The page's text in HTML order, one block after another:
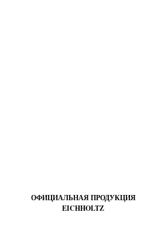
ОФИЦИАЛЬНАЯ ПРОДУКЦИЯ
EICHHOLTZ